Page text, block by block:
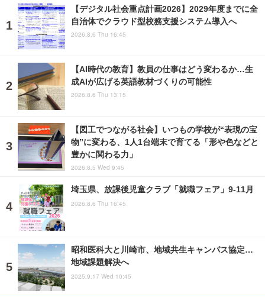
【デジタル社会重点計画2026】2029年度までに全
自治体でクラウド型校務支援システム導入へ
2026.8.6 Thu 16:45
【AI時代の教育】教員の仕事はどう変わるか…生
成AIが広げる英語教材づくりの可能性
2026.8.6 Thu 13:15
【図工でつながる社会】いつもの学校が“表現の宝
物”に変わる、1人1台端末で育てる「形や色などと
豊かに関わる力」
2026.8.5 Wed 9:45
埼玉県、放課後児童クラブ「就職フェア」9-11月
2026.8.6 Thu 16:45
昭和医科大と川崎市、地域共生キャンパス協定…
地域課題解決へ
2025.9.17 Wed 10:45